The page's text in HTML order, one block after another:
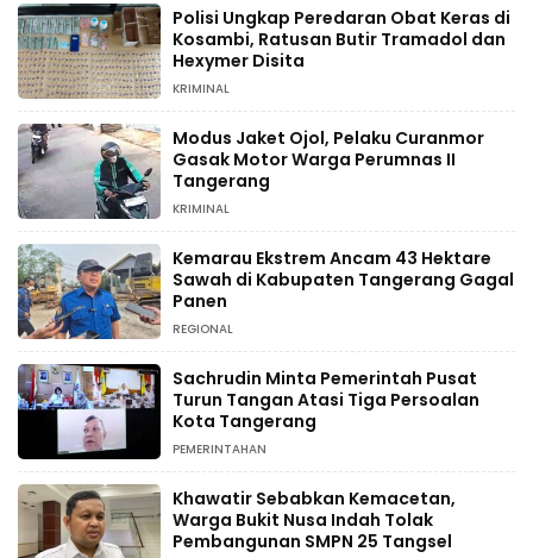
Polisi Ungkap Peredaran Obat Keras di
Kosambi, Ratusan Butir Tramadol dan
Hexymer Disita
KRIMINAL
Modus Jaket Ojol, Pelaku Curanmor
Gasak Motor Warga Perumnas II
Tangerang
KRIMINAL
Kemarau Ekstrem Ancam 43 Hektare
Sawah di Kabupaten Tangerang Gagal
Panen
REGIONAL
Sachrudin Minta Pemerintah Pusat
Turun Tangan Atasi Tiga Persoalan
Kota Tangerang
PEMERINTAHAN
Khawatir Sebabkan Kemacetan,
Warga Bukit Nusa Indah Tolak
Pembangunan SMPN 25 Tangsel